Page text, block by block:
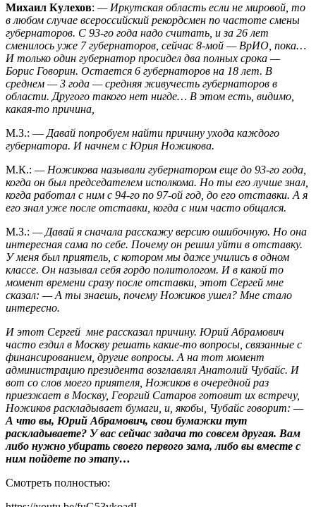
Михаил Кулехов: — Иркутская область если не мировой, то
в любом случае всероссийский рекордсмен по частоте смены
губернаторов. С 93-го года надо считать, и за 26 лет
сменилось уже 7 губернаторов, сейчас 8-мой — ВрИО, пока…
И только один губернатор просидел два полных срока —
Борис Говорин. Остается 6 губернаторов на 18 лет. В
среднем — 3 года — средняя живучесть губернаторов в
области. Другого такого нет нигде… В этом есть, видимо,
какая-то причина,
М.З.: — Давай попробуем найти причину ухода каждого
губернатора. И начнем с Юрия Ножикова.
М.К.: — Ножикова называли губернатором еще до 93-го года,
когда он был председателем исполкома. Но ты его лучше знал,
когда работал с ним с 94-го по 97-ой год, до его отставки. А я
его знал уже после отставки, когда с ним часто общался.
М.З.: — Давай я сначала расскажу версию ошибочную. Но она
интересная сама по себе. Почему он решил уйти в отставку.
У меня был приятель, с котором мы даже учились в одном
классе. Он называл себя гордо политологом. И в какой то
момент времени сразу после отставки, этот Сергей мне
сказал: — А ты знаешь, почему Ножиков ушел? Мне стало
интересно.
И этот Сергей мне рассказал причину. Юрий Абрамович
часто ездил в Москву решать какие-то вопросы, связанные с
финансированием, другие вопросы. А на тот момент
администрацию президента возглавлял Анатолий Чубайс. И
вот со слов моего приятеля, Ножиков в очередной раз
приезжает в Москву, Георгий Сатаров готовит их встречу,
Ножиков раскладывает бумаги, и, якобы, Чубайс говорит: —
А что вы, Юрий Абрамович, свои бумажки тут
раскладываете? У вас сейчас задача то совсем другая. Вам
либо нужно убирать своего первого зама, либо вы вместе с
ним пойдете по этапу…
Смотреть полностью: